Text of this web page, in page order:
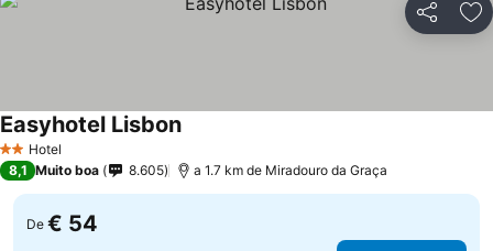
Partilhar
2 Estrelas
Hotel
Easyhotel Lisbon
8,1 Muito boa 8.605 a 1.7 km de Miradouro da Graça
De € 54